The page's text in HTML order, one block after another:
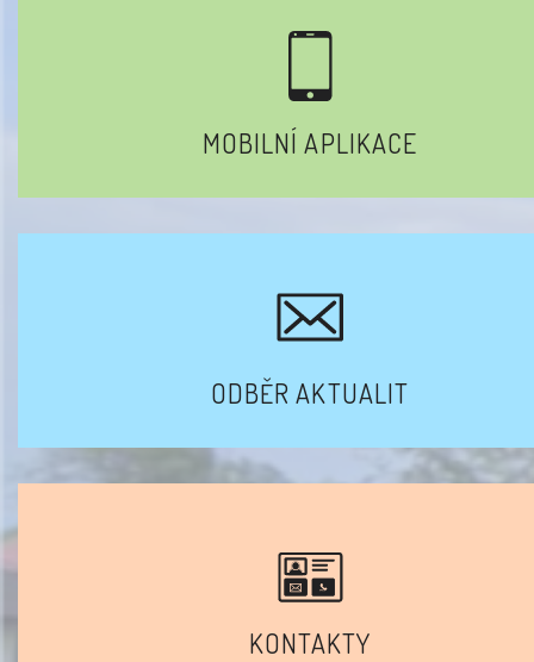
MOBILNÍ APLIKACE
ODBĚR AKTUALIT
KONTAKTY